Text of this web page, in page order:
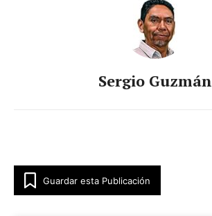
Sergio Guzmán
Guardar esta Publicación